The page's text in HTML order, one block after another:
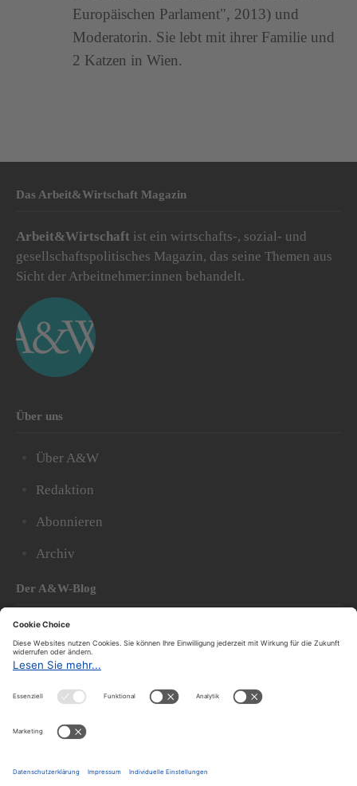
Europäischen Parlament", 2013) und
Moderatorin. Sie lebt mit ihrer Familie und
2 Katzen in Wien.
Das Arbeit&Wirtschaft Magazin
Arbeit&Wirtschaft ist ein wirtschafts-, sozial- und
gesellschaftspolitisches Magazin, das seine Themen aus
Sicht der Arbeitnehmer:innen behandelt.
Über uns
Über A&W
Redaktion
Abonnieren
Archiv
Der A&W-Blog
DerA&W-Blog
hat sich in den vergangenen Jahren zu einem der
bedeutendsten politischen Blogs in Österreich
entwickelt.